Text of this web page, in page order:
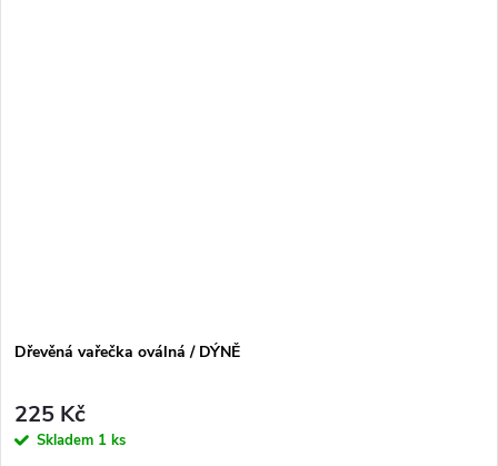
Dřevěná vařečka oválná / DÝNĚ
225 Kč
Skladem 1 ks